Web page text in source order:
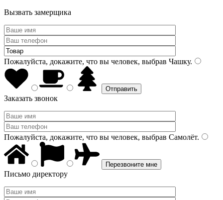
Вызвать замерщика
Пожалуйста, докажите, что вы человек, выбрав Чашку.
Заказать звонок
Пожалуйста, докажите, что вы человек, выбрав Самолёт.
Письмо директору